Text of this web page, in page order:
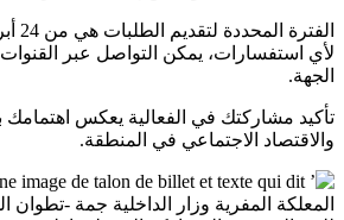
لأي استفسارات، يمكن التواصل عبر
الجهة.
تأكيد مشاركتك في الفعالية يعكس اهتمامك
والاقتصاد الاجتماعي في المنطقة.